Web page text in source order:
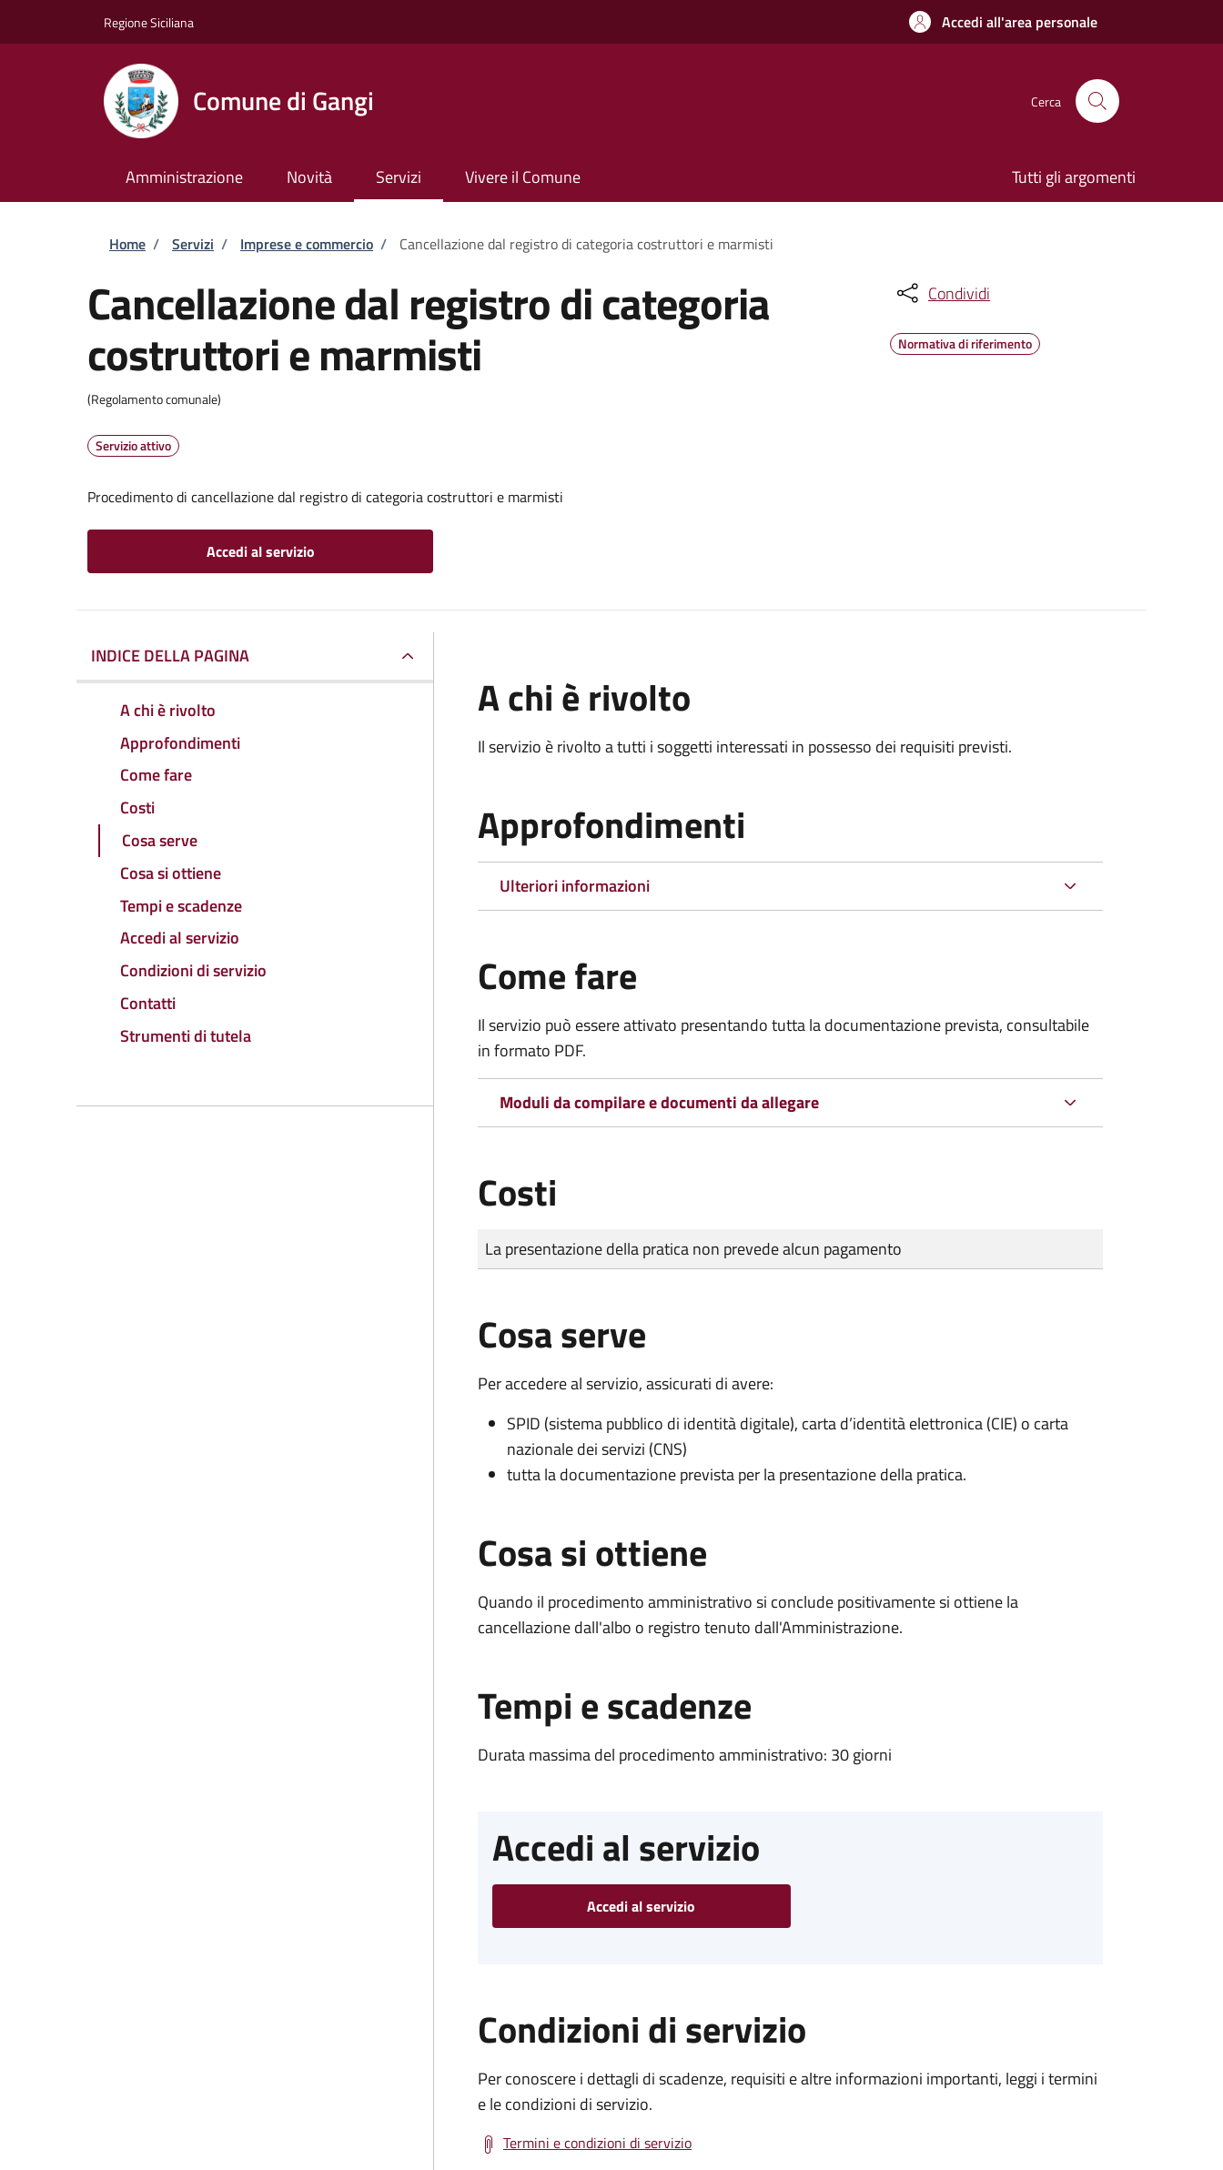
Regione Siciliana Accedi all'area personale
Comune di Gangi Cerca
Amministrazione Novità Servizi Vivere il Comune Tutti gli argomenti
Briciole di pane
Home / Servizi / Imprese e commercio / Cancellazione dal registro di categoria costruttori e marmisti
Cancellazione dal registro di categoria
costruttori e marmisti
(Regolamento comunale)
Servizio attivo
Procedimento di cancellazione dal registro di categoria costruttori e marmisti
Accedi al servizio
Condividi
Normativa di riferimento
INDICE DELLA PAGINA
A chi è rivolto
Approfondimenti
Come fare
Costi
Cosa serve
Cosa si ottiene
Tempi e scadenze
Accedi al servizio
Condizioni di servizio
Contatti
Strumenti di tutela
A chi è rivolto
Il servizio è rivolto a tutti i soggetti interessati in possesso dei requisiti previsti.
Approfondimenti
Ulteriori informazioni
Come fare
Il servizio può essere attivato presentando tutta la documentazione prevista, consultabile
in formato PDF.
Moduli da compilare e documenti da allegare
Costi
Tipo di pagamento
Importo
La presentazione della pratica non prevede alcun pagamento
Cosa serve
Per accedere al servizio, assicurati di avere:
SPID (sistema pubblico di identità digitale), carta d’identità elettronica (CIE) o carta
nazionale dei servizi (CNS)
tutta la documentazione prevista per la presentazione della pratica.
Cosa si ottiene
Quando il procedimento amministrativo si conclude positivamente si ottiene la
cancellazione dall'albo o registro tenuto dall'Amministrazione.
Tempi e scadenze
Durata massima del procedimento amministrativo: 30 giorni
Accedi al servizio
Accedi al servizio
Condizioni di servizio
Per conoscere i dettagli di scadenze, requisiti e altre informazioni importanti, leggi i termini
e le condizioni di servizio.
Termini e condizioni di servizio